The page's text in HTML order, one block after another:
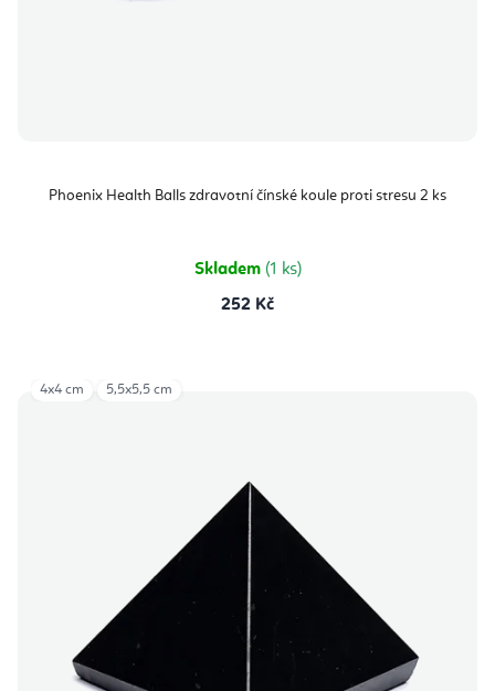
Phoenix Health Balls zdravotní čínské koule proti stresu 2 ks
Skladem (1 ks)
252 Kč
4x4 cm 5,5x5,5 cm